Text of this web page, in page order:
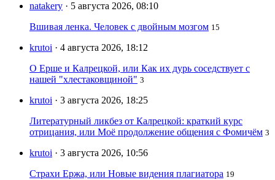
natakery · 5 августа 2026, 08:10
Вшивая ленка. Человек с двойным мозгом 15
krutoi · 4 августа 2026, 18:12
О Ерше и Калрецкой, или Как их дурь соседствует с
нашей "хлестаковщиной" 3
krutoi · 3 августа 2026, 18:25
Литературный ликбез от Калрецкой: краткий курс
отрицания, или Моё продолжение общения с Фомичём 3
krutoi · 3 августа 2026, 10:56
Страхи Ержа, или Новые видения плагиатора 19